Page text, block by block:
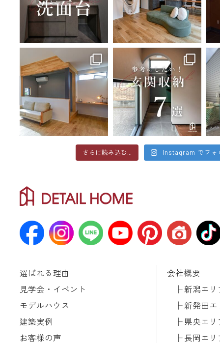
さらに読み込む... Instagram でフォ
選ばれる理由
見学会・イベント
モデルハウス
建築実例
お客様の声
会社概要
新潟エリ
新発田エ
県央エリ
長岡エリ